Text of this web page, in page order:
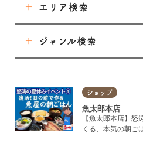
エリア検索
東海市
大府市
東浦町
阿久比町
ジャンル検索
和食・定食・海鮮・魚介・
ショップ
魚太郎本店
【魚太郎本店】
くる、本気の朝ご